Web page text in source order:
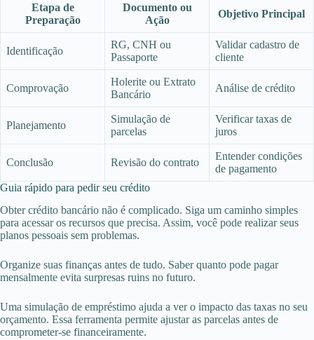
Etapa de
Preparação
Documento ou
Ação
Objetivo Principal
Identificação
RG, CNH ou
Passaporte
Validar cadastro de
cliente
Comprovação
Holerite ou Extrato
Bancário
Análise de crédito
Planejamento
Simulação de
parcelas
Verificar taxas de
juros
Conclusão Revisão do contrato
Entender condições
de pagamento
Guia rápido para pedir seu crédito
Obter crédito bancário não é complicado. Siga um caminho simples
para acessar os recursos que precisa. Assim, você pode realizar seus
planos pessoais sem problemas.
Organize suas finanças antes de tudo. Saber quanto pode pagar
mensalmente evita surpresas ruins no futuro.
Uma simulação de empréstimo ajuda a ver o impacto das taxas no seu
orçamento. Essa ferramenta permite ajustar as parcelas antes de
comprometer-se financeiramente.